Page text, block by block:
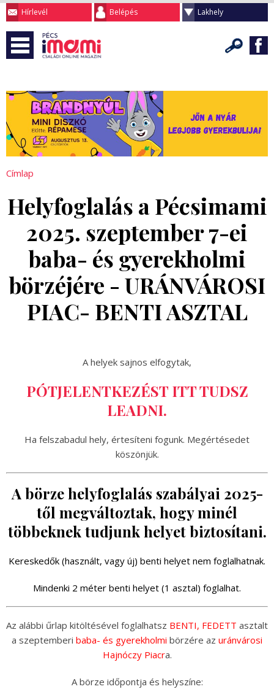
Hírlevél Belépés Lakhely
Címlap
Helyfoglalás a Pécsimami
2025. szeptember 7-ei
baba- és gyerekholmi
börzéjére - URÁNVÁROSI
PIAC- BENTI ASZTAL
A helyek sajnos elfogytak,
PÓTJELENTKEZÉST ITT TUDSZ
LEADNI.
Ha felszabadul hely, értesíteni fogunk. Megértésedet
köszönjük.
A börze helyfoglalás szabályai 2025-
től megváltoztak, hogy minél
többeknek tudjunk helyet biztosítani.
Kereskedők (használt, vagy új) benti helyet nem foglalhatnak.
Mindenki 2 méter benti helyet (1 asztal) foglalhat.
Az alábbi űrlap kitöltésével foglalhatsz BENTI, FEDETT asztalt
a szeptemberi baba- és gyerekholmi börzére az uránvárosi
Hajnóczy Piacra.
A börze időpontja és helyszíne: